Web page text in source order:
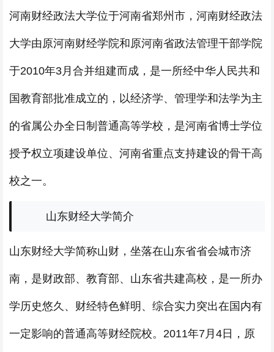
河南财经政法大学位于河南省郑州市，河南财经政法
大学由原河南财经学院和原河南省政法管理干部学院
于2010年3月合并组建而成，是一所经中华人民共和
国教育部批准成立的，以经济学、管理学和法学为主
的省属公办全日制普通高等学校，是河南省博士学位
授予权立项建设单位、河南省重点支持建设的骨干高
校之一。
山东财经大学简介
山东财经大学简称山财，坐落在山东省省会城市济
南，是财政部、教育部、山东省共建高校，是一所办
学历史悠久、财经特色鲜明、综合实力突出在国内有
一定影响的普通高等财经院校。2011年7月4日，原